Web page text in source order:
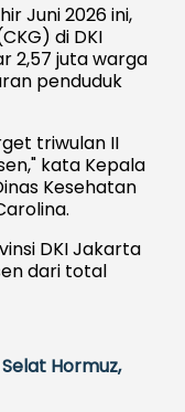
Juni 2026 ini,
di DKI
2,57 juta warga
penduduk
triwulan II
kata Kepala
Kesehatan
DKI Jakarta
dari total
Hormuz,